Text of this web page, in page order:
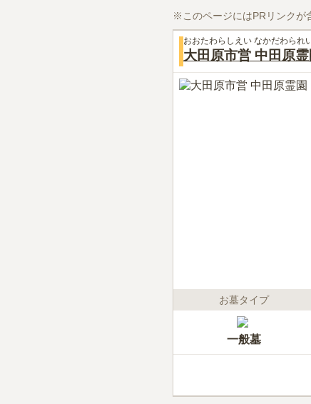
※このページにはPRリンクが
おおたわらしえい なかだわられ
大田原市営 中田原霊
お墓タイプ
一般墓